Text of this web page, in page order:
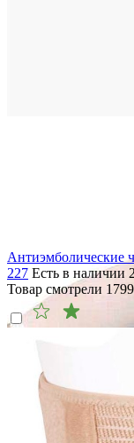
Антиэмболические
227 Есть в наличии
Товар смотрели